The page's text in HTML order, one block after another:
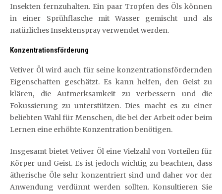
Insekten fernzuhalten. Ein paar Tropfen des Öls können
in einer Sprühflasche mit Wasser gemischt und als
natürliches Insektenspray verwendet werden.
Konzentrationsförderung
Vetiver Öl wird auch für seine konzentrationsfördernden
Eigenschaften geschätzt. Es kann helfen, den Geist zu
klären, die Aufmerksamkeit zu verbessern und die
Fokussierung zu unterstützen. Dies macht es zu einer
beliebten Wahl für Menschen, die bei der Arbeit oder beim
Lernen eine erhöhte Konzentration benötigen.
Insgesamt bietet Vetiver Öl eine Vielzahl von Vorteilen für
Körper und Geist. Es ist jedoch wichtig zu beachten, dass
ätherische Öle sehr konzentriert sind und daher vor der
Anwendung verdünnt werden sollten. Konsultieren Sie